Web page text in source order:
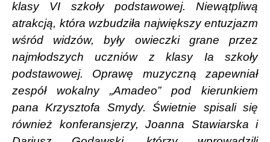
klasy VI szkoły podstawowej. Niewątpliwą
atrakcją, która wzbudziła największy entuzjazm
wśród widzów, były owieczki grane przez
najmłodszych uczniów z klasy Ia szkoły
podstawowej. Oprawę muzyczną zapewniał
zespół wokalny „Amadeo” pod kierunkiem
pana Krzysztofa Smydy. Świetnie spisali się
również konferansjerzy, Joanna Stawiarska i